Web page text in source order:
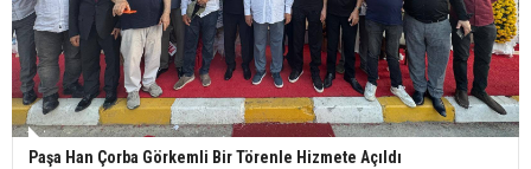
Paşa Han Çorba Görkemli Bir Törenle Hizmete Açıldı